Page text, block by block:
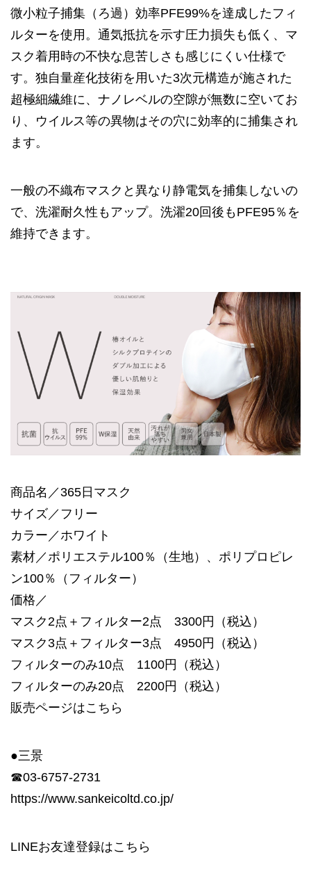
微小粒子捕集（ろ過）効率PFE99%を達成したフィ
ルターを使用。通気抵抗を示す圧力損失も低く、マ
スク着用時の不快な息苦しさも感じにくい仕様で
す。独自量産化技術を用いた3次元構造が施された
超極細繊維に、ナノレベルの空隙が無数に空いてお
り、ウイルス等の異物はその穴に効率的に捕集され
ます。
一般の不織布マスクと異なり静電気を捕集しないの
で、洗濯耐久性もアップ。洗濯20回後もPFE95％を
維持できます。
商品名／365日マスク
サイズ／フリー
カラー／ホワイト
素材／ポリエステル100％（生地）、ポリプロピレ
ン100％（フィルター）
価格／
マスク2点＋フィルター2点 3300円（税込）
マスク3点＋フィルター3点 4950円（税込）
フィルターのみ10点 1100円（税込）
フィルターのみ20点 2200円（税込）
販売ページはこちら
●三景
☎03-6757-2731
https://www.sankeicoltd.co.jp/
LINEお友達登録はこちら